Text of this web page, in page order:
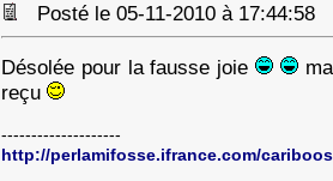
Posté le 05-11-2010 à 17:44:58
Désolée pour la fausse joie
reçu
--------------------
http://perlamifosse.ifrance.com/